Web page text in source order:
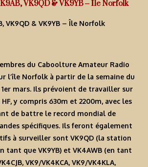
du Caboolture Amateur Radio
l’île Norfolk à partir de la semaine du
1er mars. Ils prévoient de travailler sur
y compris 630m et 2200m, avec les
de battre le record mondial de
spécifiques. Ils feront également
à surveiller sont VK9QD (la station
tant que VK9YB) et VK4AWB (en tant
, VK9/VK4KCA, VK9/VK4KLA,